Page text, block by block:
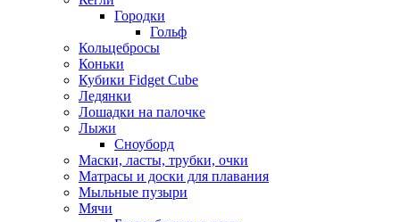
Городки
Гольф
Кольцебросы
Коньки
Кубики Fidget Cube
Ледянки
Лошадки на палочке
Лыжи
Сноуборд
Маски, ласты, трубки, очки
Матрасы и доски для плавания
Мыльные пузыри
Мячи